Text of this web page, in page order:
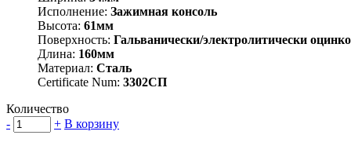
Исполнение: Зажимная консоль
Высота: 61мм
Поверхность: Гальванически/электролитически
Длина: 160мм
Материал: Сталь
Certificate Num: 3302СП
Количество
-
+ В корзину